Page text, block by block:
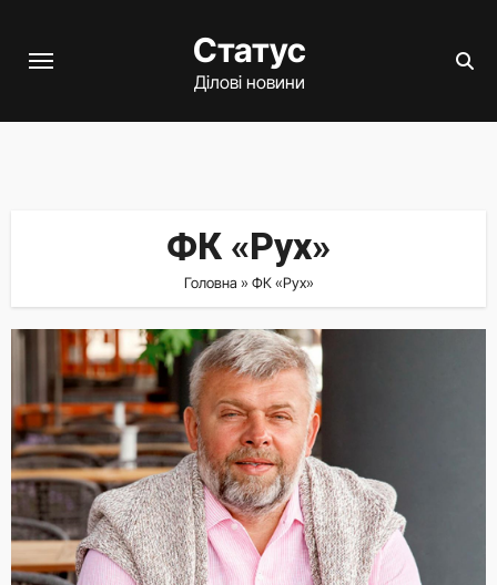
Статус
Ділові новини
ФК «Рух»
Головна » ФК «Рух»